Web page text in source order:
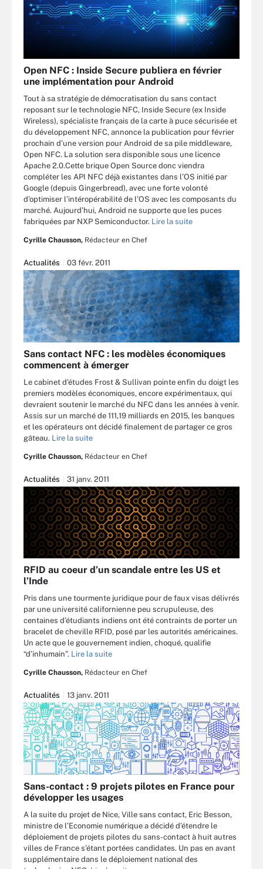
Open NFC : Inside Secure publiera en février
une implémentation pour Android
Tout à sa stratégie de démocratisation du sans contact
reposant sur le technologie NFC, Inside Secure (ex Inside
Wireless), spécialiste français de la carte à puce sécurisée et
du développement NFC, annonce la publication pour février
prochain d’une version pour Android de sa pile middleware,
Open NFC. La solution sera disponible sous une licence
Apache 2.0.Cette brique Open Source donc viendra
compléter les API NFC déjà existantes dans l’OS initié par
Google (depuis Gingerbread), avec une forte volonté
d’optimiser l’intéropérabilité de l’OS avec les composants du
marché. Aujourd’hui, Android ne supporte que les puces
fabriquées par NXP Semiconductor. Lire la suite
Cyrille Chausson, Rédacteur en Chef
Actualités 03 févr. 2011
Sans contact NFC : les modèles économiques
commencent à émerger
Le cabinet d’études Frost & Sullivan pointe enfin du doigt les
premiers modèles économiques, encore expérimentaux, qui
devraient soutenir le marché du NFC dans les années à venir.
Assis sur un marché de 111,19 milliards en 2015, les banques
et les opérateurs ont décidé finalement de partager ce gros
gâteau. Lire la suite
Cyrille Chausson, Rédacteur en Chef
Actualités 31 janv. 2011
RFID au coeur d’un scandale entre les US et
l’Inde
Pris dans une tourmente juridique pour de faux visas délivrés
par une université californienne peu scrupuleuse, des
centaines d’étudiants indiens ont été contraints de porter un
bracelet de cheville RFID, posé par les autorités américaines.
Un acte que le gouvernement indien, choqué, qualifie
“d’inhumain”. Lire la suite
Cyrille Chausson, Rédacteur en Chef
Actualités 13 janv. 2011
Sans-contact : 9 projets pilotes en France pour
développer les usages
A la suite du projet de Nice, Ville sans contact, Eric Besson,
ministre de l’Economie numérique a décidé d’étendre le
déploiement de projets pilotes du sans-contact à huit autres
villes de France s’étant portées candidates. Un pas en avant
supplémentaire dans le déploiement national des